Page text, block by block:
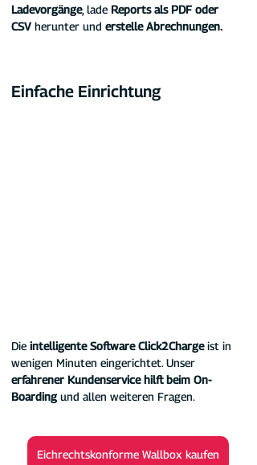
Ladevorgänge, lade Reports als PDF oder
CSV herunter und erstelle Abrechnungen.
Einfache Einrichtung
Die intelligente Software Click2Charge ist in
wenigen Minuten eingerichtet. Unser
erfahrener Kundenservice hilft beim On-
Boarding und allen weiteren Fragen.
Eichrechtskonforme Wallbox kaufen